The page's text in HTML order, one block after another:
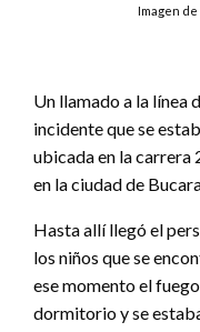
Imagen
Un llamado a la línea
incidente que se
ubicada en la carrera
en la ciudad de
Hasta allí llegó el
los niños que se
ese momento el
dormitorio y se